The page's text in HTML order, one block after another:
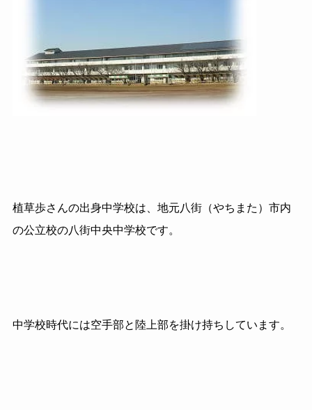
植草歩さんの出身中学校は、地元八街（やちまた）市内
の公立校の八街中央中学校です。
中学校時代には空手部と陸上部を掛け持ちしています。